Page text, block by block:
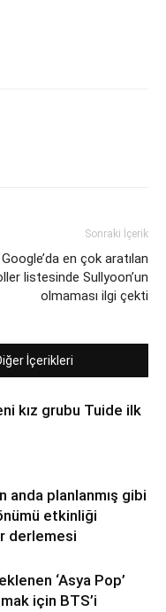
Sonraki İçerik
Google’da en çok aratılan
listesinde Sullyoon’un
olmaması ilgi çekti
İçerikleri
kız grubu Tuide ilk
anda planlanmış gibi
etkinliği
derlemesi
‘Asya Pop’
için BTS’i